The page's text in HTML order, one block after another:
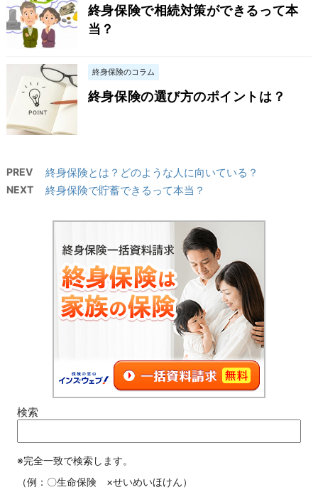
終身保険で相続対策ができるって本
当？
終身保険のコラム
終身保険の選び方のポイントは？
PREV 終身保険とは？どのような人に向いている？
NEXT 終身保険で貯蓄できるって本当？
検索
※完全一致で検索します。
（例：〇生命保険 ×せいめいほけん）